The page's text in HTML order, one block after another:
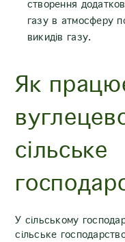
створення
газу в атмосферу
викидів газу.
Як
сільське
У сільському
сільське